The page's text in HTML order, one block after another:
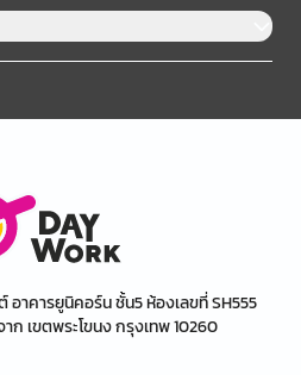
อาคารยูนิคอร์น ชั้น5 ห้องเลขที่ SH555
เขตพระโขนง กรุงเทพ 10260